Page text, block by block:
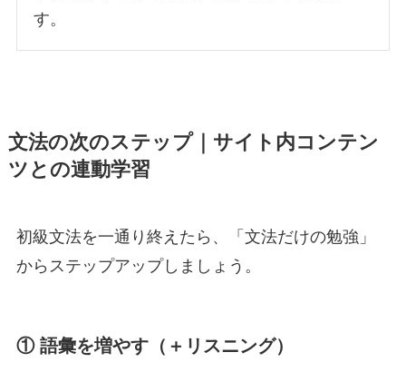
す。
文法の次のステップ｜サイト内コンテン
ツとの連動学習
初級文法を一通り終えたら、「文法だけの勉強」
からステップアップしましょう。
① 語彙を増やす（＋リスニング）